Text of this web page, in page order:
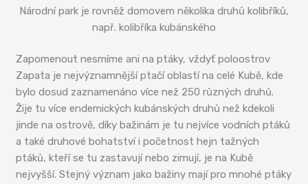
Národní park je rovněž domovem několika druhů kolibříků,
např. kolibříka kubánského
Zapomenout nesmíme ani na ptáky, vždyť poloostrov
Zapata je nejvýznamnější ptačí oblastí na celé Kubě, kde
bylo dosud zaznamenáno více než 250 různých druhů.
Žije tu více endemických kubánských druhů než kdekoli
jinde na ostrově, díky bažinám je tu nejvíce vodních ptáků
a také druhové bohatství i početnost hejn tažných
ptáků, kteří se tu zastavují nebo zimují, je na Kubě
nejvyšší. Stejný význam jako bažiny mají pro mnohé ptáky